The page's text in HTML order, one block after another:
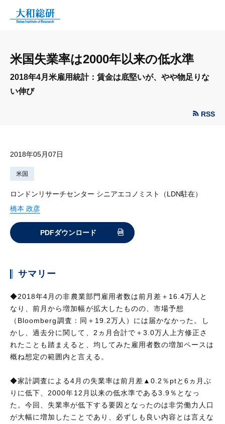
米国失業率は2000年以来の低水準
2018年4月米雇用統計：賃金は底堅いが、やや物足りな
い伸び
RSS
2018年05月07日
米国
ロンドンリサーチセンター シニアエコノミスト（LDN駐在）
橋本 政彦
PDFダウンロード
サマリー
◆2018年4月の非農業部門雇用者数は前月差＋16.4万人と
なり、前月から増加幅が拡大したものの、市場予想
（Bloomberg調査：同＋19.2万人）には届かなかった。し
かし、過去分に関して、2ヵ月合計で＋3.0万人上方修正さ
れたことも踏まえると、均してみた雇用者数の増加ペースは
概ね想定の範囲内と言える。
◆家計調査による4月の失業率は前月差▲0.2％ptと6ヵ月ぶ
りに低下、2000年12月以来の低水準である3.9％となっ
た。今回、失業率が低下する要因となったのは非労働力人口
が大幅に増加したことであり、必ずしも良い内容とは言えな